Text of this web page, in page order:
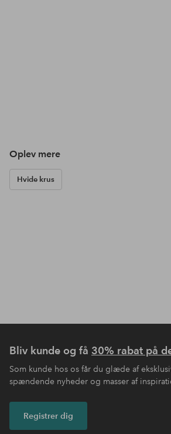
Oplev mere
Hvide krus
Bliv kunde og få 30% rabat på
Som kunde hos os får du glæde af
spændende nyheder og masser af
Registrer dig